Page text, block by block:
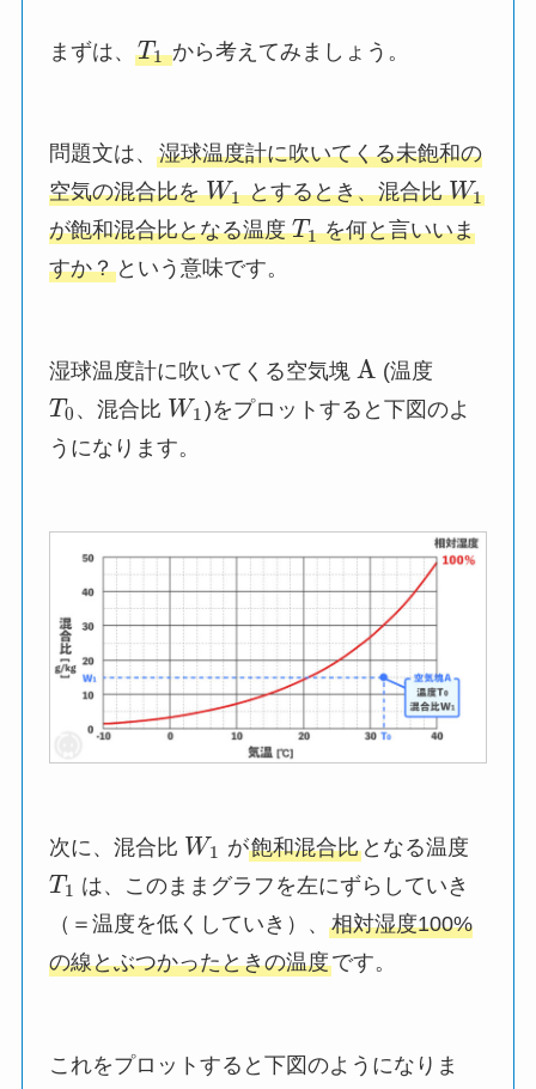
まずは、T1 から考えてみましょう。
問題文は、湿球温度計に吹いてくる未飽和の
空気の混合比をW1とするとき、混合比W1
が飽和混合比となる温度T1を何と言いいま
すか？ という意味です。
湿球温度計に吹いてくる空気塊A (温度
T0 、混合比 W1)をプロットすると下図のよ
うになります。
次に、混合比 W1 が飽和混合比となる温度
T1 は、このままグラフを左にずらしていき
（＝温度を低くしていき）、相対湿度100%
の線とぶつかったときの温度です。
これをプロットすると下図のようになりま